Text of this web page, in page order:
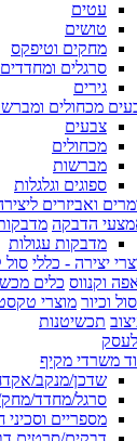
עטים
טושים
מחקים וטיפקס
סרגלים ומחדדים
גירים
מכחולים
צבעים
מכחולים
מברשות
ספוגים וגלגלות
ואביזרים
הדבקה
מדבקות עגולות
יצירה - כללי סול
וקנווס כלים
וכיור מוצרי
תכשיטנות
משרדי מקיף
שדכן/מנקב/
סרגל/מחדד/
מספריים וסכיני